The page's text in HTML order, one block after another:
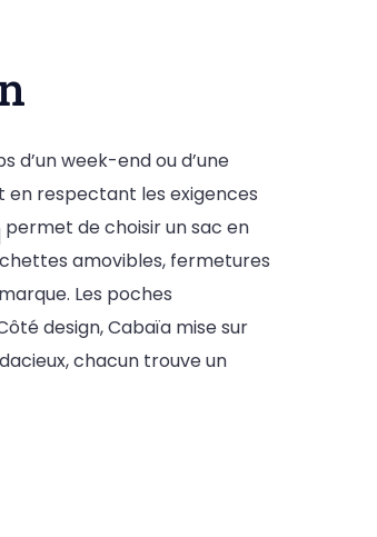
week-end ou d’une
en respectant les exigences
permet de choisir un sac en
amovibles, fermetures
Les poches
design, Cabaïa mise sur
chacun trouve un